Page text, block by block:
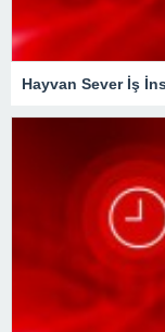
Hayvan Sever İş